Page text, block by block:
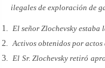
ilegales de exploración de
El señor Zlochevsky estaba
Activos obtenidos por
El Sr. Zlochevsky retiró